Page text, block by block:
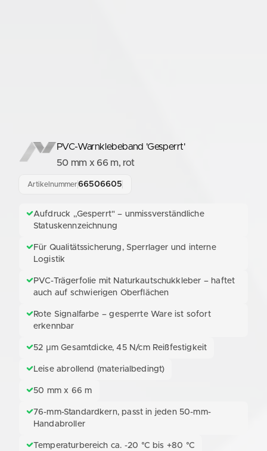
PVC-Warnklebeband 'Gesperrt'
50 mm x 66 m, rot
Artikelnummer66506605
Aufdruck „Gesperrt" – unmissverständliche
Statuskennzeichnung
Für Qualitätssicherung, Sperrlager und interne
Logistik
PVC-Trägerfolie mit Naturkautschukkleber – haftet
auch auf schwierigen Oberflächen
Rote Signalfarbe – gesperrte Ware ist sofort
erkennbar
52 µm Gesamtdicke, 45 N/cm Reißfestigkeit
Leise abrollend (materialbedingt)
50 mm x 66 m
76-mm-Standardkern, passt in jeden 50-mm-
Handabroller
Temperaturbereich ca. -20 °C bis +80 °C